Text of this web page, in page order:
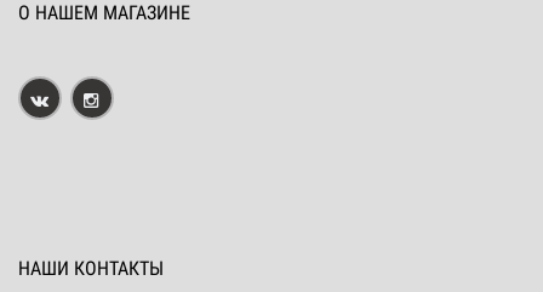
О НАШЕМ МАГАЗИНЕ
НАШИ КОНТАКТЫ